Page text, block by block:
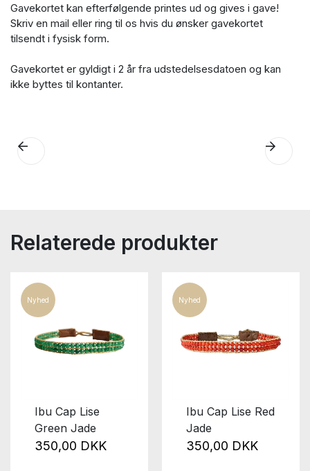
Gavekortet kan efterfølgende printes ud og gives i gave!
Skriv en mail eller ring til os hvis du ønsker gavekortet
tilsendt i fysisk form.
Gavekortet er gyldigt i 2 år fra udstedelsesdatoen og kan
ikke byttes til kontanter.
Relaterede produkter
Nyhed
Ibu Cap Lise
Green Jade
350,00 DKK
Nyhed
Ibu Cap Lise Red
Jade
350,00 DKK